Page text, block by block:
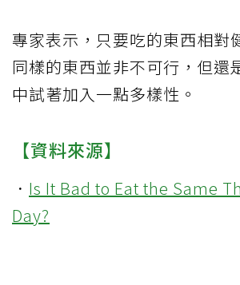
專家表示，只要吃的東西相對
同樣的東西並非不可行，但還
中試著加入一點多樣性。
【資料來源】
． Is It Bad to Eat the Same
Day?